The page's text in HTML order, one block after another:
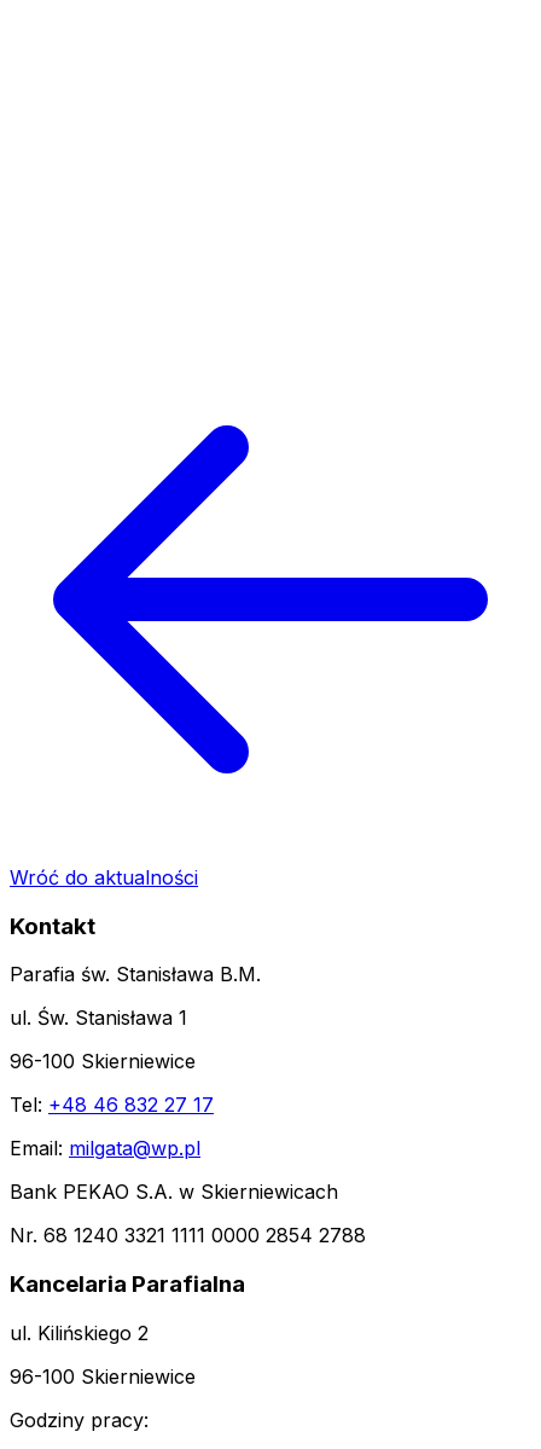
Wróć do aktualności
Kontakt
Parafia św. Stanisława B.M.
ul. Św. Stanisława 1
96-100 Skierniewice
Tel: +48 46 832 27 17
Email: milgata@wp.pl
Bank PEKAO S.A. w Skierniewicach
Nr. 68 1240 3321 1111 0000 2854 2788
Kancelaria Parafialna
ul. Kilińskiego 2
96-100 Skierniewice
Godziny pracy: